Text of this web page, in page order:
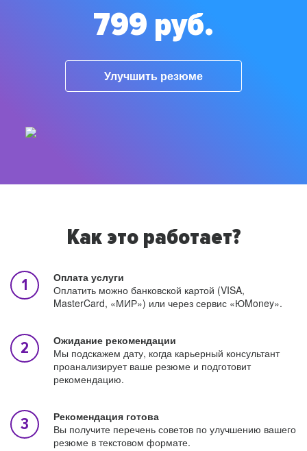
799 руб.
Улучшить резюме
Как это работает?
Оплата услуги
Оплатить можно банковской картой (VISA,
MasterCard, «МИР») или через сервис «ЮMoney».
Ожидание рекомендации
Мы подскажем дату, когда карьерный консультант
проанализирует ваше резюме и подготовит
рекомендацию.
Рекомендация готова
Вы получите перечень советов по улучшению вашего
резюме в текстовом формате.